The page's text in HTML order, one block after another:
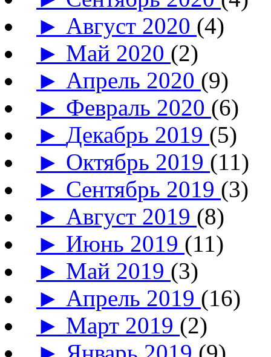
► Август 2020 (4)
► Май 2020 (2)
► Апрель 2020 (9)
► Февраль 2020 (6)
►Декабрь 2019 (5)
► Октябрь 2019 (11)
► Сентябрь 2019 (3)
► Август 2019 (8)
► Июнь 2019 (11)
► Май 2019 (3)
► Апрель 2019 (16)
► Март 2019 (2)